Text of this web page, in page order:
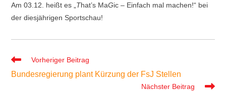
Am 03.12. heißt es „ That’s MaGic – Einfach mal machen!“ bei
der diesjährigen Sportschau!
Weitere
ansehen
Vorheriger Beitrag
Bundesregierung plant Kürzung der FsJ Stellen
Nächster Beitrag